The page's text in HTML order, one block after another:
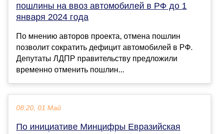
пошлины на ввоз автомобилей в РФ до 1
января 2024 года
По мнению авторов проекта, отмена пошлин
позволит сократить дефицит автомобилей в РФ.
Депутаты ЛДПР правительству предложили
временно отменить пошлин...
08:20, 01 Май
По инициативе Минцифры Евразийская